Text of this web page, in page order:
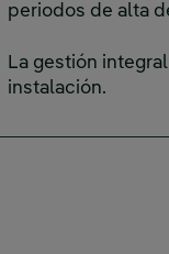
periodos de alta
La gestión
instalación.